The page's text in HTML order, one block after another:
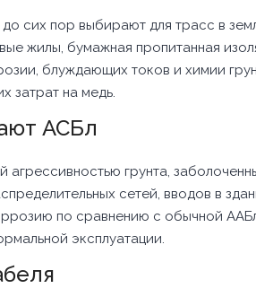
сих пор выбирают для трасс в
жилы, бумажная пропитанная
блуждающих токов и химии
затрат на медь.
АСБл
агрессивностью грунта,
сетей, вводов в
по сравнению с обычной
эксплуатации.